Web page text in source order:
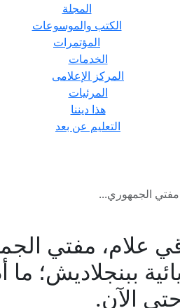
المجلة
الكتب والموسوعات
المؤتمرات
الخدمات
المركز الإعلامى
المرئيات
هذا ديننا
التعليم عن بعد
مفتي الجمهوري...
علام، مفتي
ببنجلاديش؛ ما